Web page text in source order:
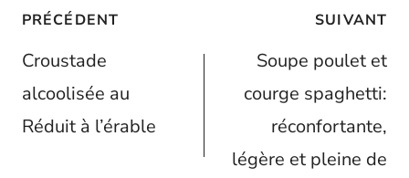
Navigation
de
l’article
PRÉCÉDENT
Croustade
alcoolisée au
Réduit à l’érable
SUIVANT
Soupe poulet et
courge spaghetti:
réconfortante,
légère et pleine de